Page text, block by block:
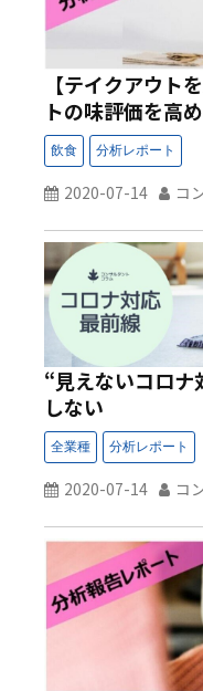
【テイクアウト
トの味評価を高
2020-07-14 コ
“見えないコロナ
しない
2020-07-14 コ